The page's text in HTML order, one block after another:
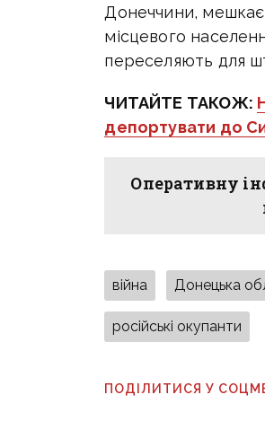
Донеччини, мешкає
місцевого
переселяють для
ЧИТАЙТЕ ТАКОЖ:
депортувати до
Оперативну
війна Донецька
російські окупанти
ПОДІЛИТИСЯ У